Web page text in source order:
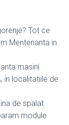
Tot ce
Mentenanta in
masini
in localitatiile de
de spalat
module